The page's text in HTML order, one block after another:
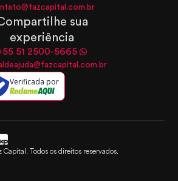
sua
experiência
51 2500-5665
Verificada por
Todos os direitos reservados.